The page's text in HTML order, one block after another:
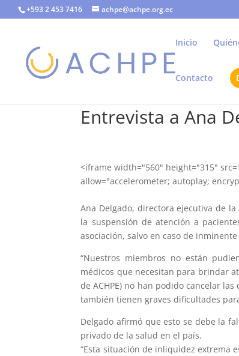
+593 2 453 7416 achpe@achpe.org.ec
Inicio
Contacto
Entrevista a Ana
<iframe width="560" height="315"
allow="accelerometer; autoplay;
Ana Delgado, directora ejecutiva de la
la suspensión de atención a
asociación, salvo en caso de
“Nuestros miembros no están
médicos que necesitan para brindar
de ACHPE) no han podido cancelar
también tienen graves dificultades
Delgado afirmó que esto se debe la
privado de la salud en el país.
“Esta situación de inliquidez extrema